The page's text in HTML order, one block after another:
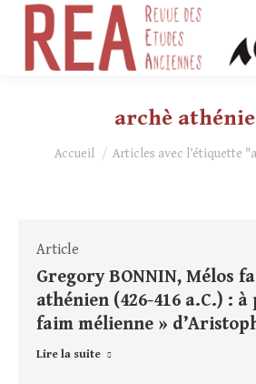
archè
Vous êtes ici :
Accueil Articles avec l’étiquette
Article
Gregory BONNIN, Mélos
athénien (426-416 a.C.) :
faim mélienne »
Lire la suite